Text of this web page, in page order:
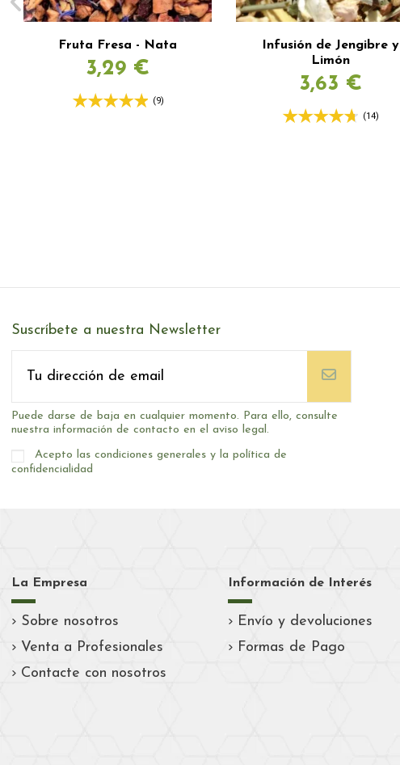
Fruta Fresa - Nata
3,29 €
(9)
Infusión de Jengibre y
Limón
3,63 €
(14)
Suscríbete a nuestra Newsletter
Puede darse de baja en cualquier momento. Para ello, consulte
nuestra información de contacto en el aviso legal.
Acepto las condiciones generales y la política de
confidencialidad
La Empresa
Sobre nosotros
Venta a Profesionales
Contacte con nosotros
Información de Interés
Envío y devoluciones
Formas de Pago